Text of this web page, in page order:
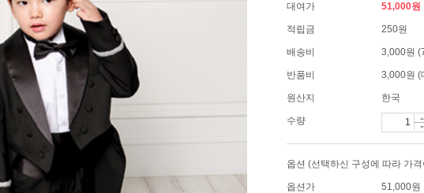
대여가 51,000원
적립금 250원
배송비 3,000원
반품비 3,000원 (
원산지 한국
수량
옵션 (선택하신 구성에 따라 가
옵션가 51,000원